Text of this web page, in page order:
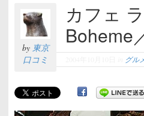
by 東京
口コミ
カフェ
Boheme
グル